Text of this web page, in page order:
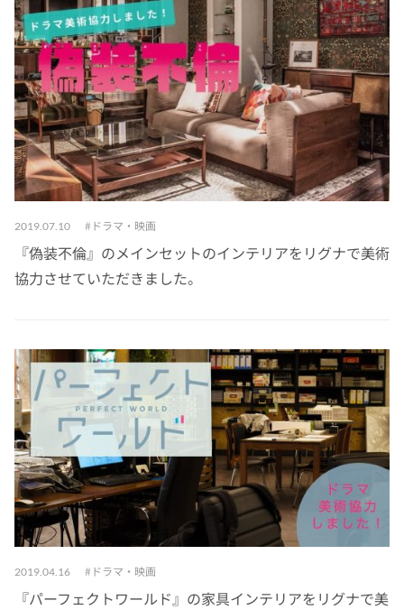
2019.07.10 ドラマ・映画
『偽装不倫』のメインセットのインテリアをリグナで美術
協力させていただきました。
2019.04.16 ドラマ・映画
『パーフェクトワールド』の家具インテリアをリグナで美